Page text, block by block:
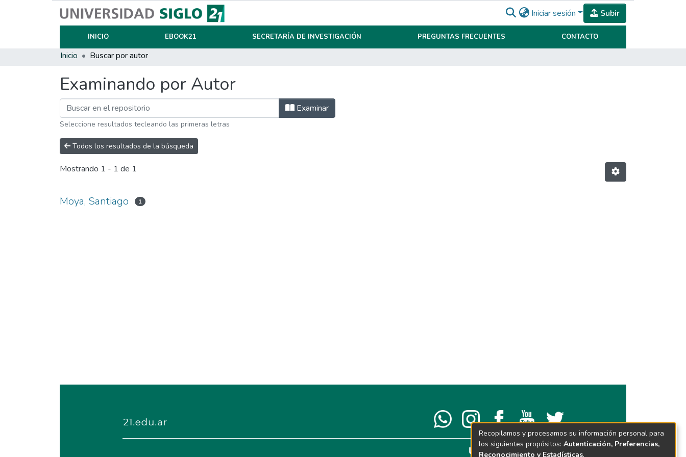
Iniciar sesión Subir
INICIO EBOOK21 SECRETARÍA DE INVESTIGACIÓN PREGUNTAS FRECUENTES CONTACTO
Inicio Buscar por autor
Examinando por Autor
Examinar
Seleccione resultados tecleando las primeras letras
Todos los resultados de la búsqueda
Mostrando 1 - 1 de 1
Moya, Santiago 1
Recopilamos y procesamos su información personal para
los siguientes propósitos: Autenticación, Preferencias,
Reconocimiento y Estadísticas.